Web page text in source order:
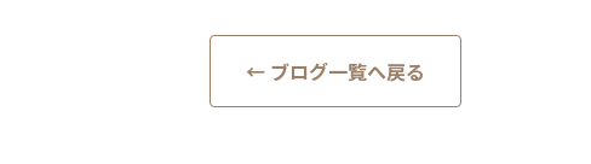
← ブログ一覧へ戻る